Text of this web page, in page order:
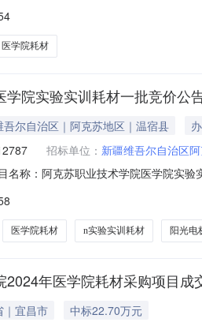
服务要求或标的基本概况：七、其它
医学院耗材
学院实验实训耗材一批竞价公
吾尔自治区｜阿克苏地区｜温宿县
招标单位： 新疆维吾尔自治区
名称：阿克苏职业技术学院医学院实
购需求清单商品名称参数要求购买数
医学院耗材 n实验实训耗材 阳光电
2024年医学院耗材采购项目成
｜宜昌市
中标22.70万元